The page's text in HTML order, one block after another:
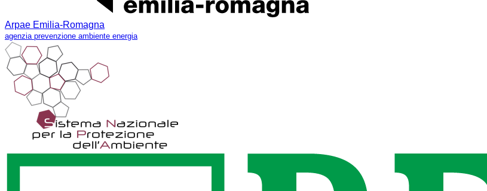
Arpae Emilia-Romagna
agenzia prevenzione ambiente energia